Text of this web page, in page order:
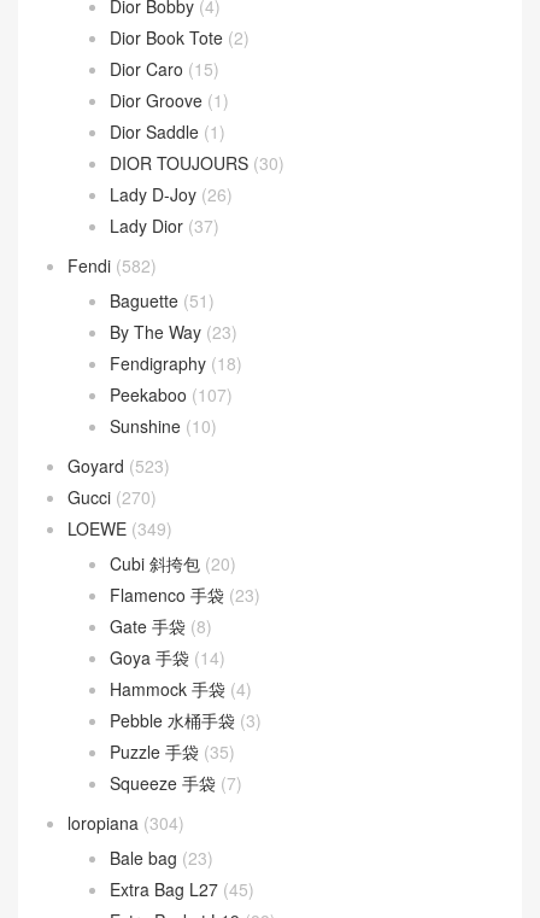
Andiamo(30)
Andiamo 手拿包(2)
Hop 斜挎包 (4)
Jodie 手提包 (17)
Loop 斜挎包 (4)
Parachute Bag(10)
Sardine Hobo(4)
Wallace Bag(10)
Celine (340)
Chanel(669)
Dior
(508)
30 Montaigne(9)
Dior Bobby(4)
Dior Book Tote
Dior Caro
Dior Groove
Dior Saddle
DIOR TOUJOURS
Lady D-Joy(26)
Lady Dior(37)
Fendi(582)
Baguette(51)
By The Way (23)
Fendigraphy(18)
Peekaboo (107)
Sunshine(10)
Goyard(523)
Gucci (270)